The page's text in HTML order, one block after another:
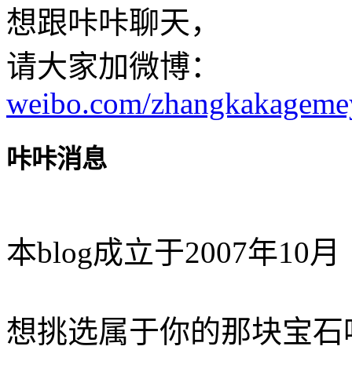
想跟咔咔聊天，
请大家加微博：
weibo.com/
咔咔消息
本blog成立于2007年10月
想挑选属于你的那块宝石